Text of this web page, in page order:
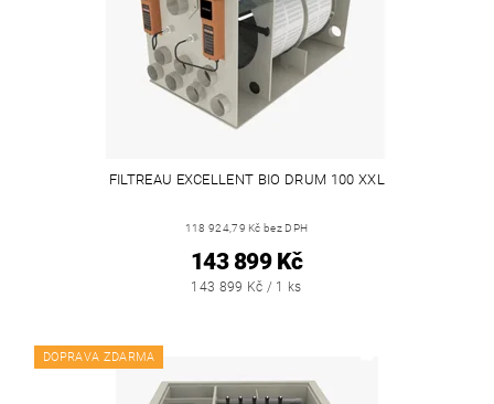
FILTREAU EXCELLENT BIO DRUM 100 XXL
118 924,79 Kč bez DPH
143 899 Kč
143 899 Kč / 1 ks
DOPRAVA ZDARMA